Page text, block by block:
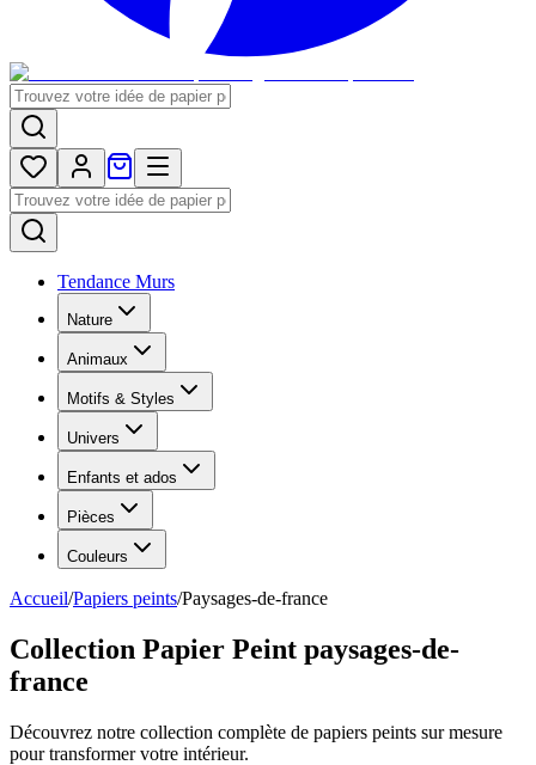
Tendance Murs
Nature
Animaux
Motifs & Styles
Univers
Enfants et ados
Pièces
Couleurs
Accueil/Papiers peints/Paysages-de-france
Collection Papier Peint paysages-de-
france
Découvrez notre collection complète de papiers peints sur mesure
pour transformer votre intérieur.